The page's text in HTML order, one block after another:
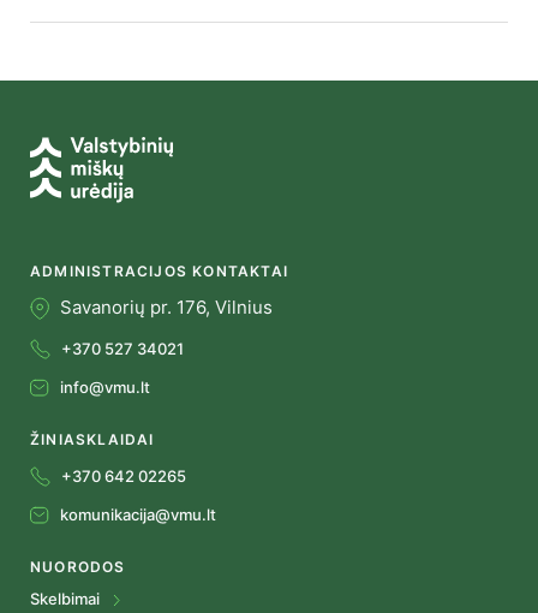
ADMINISTRACIJOS KONTAKTAI
Savanorių pr. 176, Vilnius
+370 527 34021
info@vmu.lt
ŽINIASKLAIDAI
+370 642 02265
komunikacija@vmu.lt
NUORODOS
Skelbimai